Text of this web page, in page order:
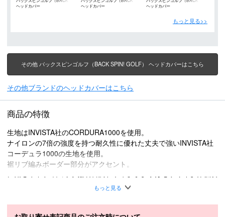
SPIN! GOLF）
ヘッドカバー
SPIN! GOLF）
ヘッドカバー
SPIN! GOLF）
ヘッドカバー
もっと見る>>
その他 バックスピンゴルフ（BACK SPIN! GOLF） ヘッドカバーはこちら
その他ブランドのヘッドカバーはこちら
商品の特徴
生地はINVISTA社のCORDURA1000を使用。
ナイロンの7倍の強度を持つ耐久性に優れた丈夫で強いINVISTA社
コーデュラ1000の生地を使用。
裾リブ編みボーダー部分がアクセント。
どんなキャディバッグにも合わせやすいシンプルなデザインが魅力
素材
ナイロン
もっと見る